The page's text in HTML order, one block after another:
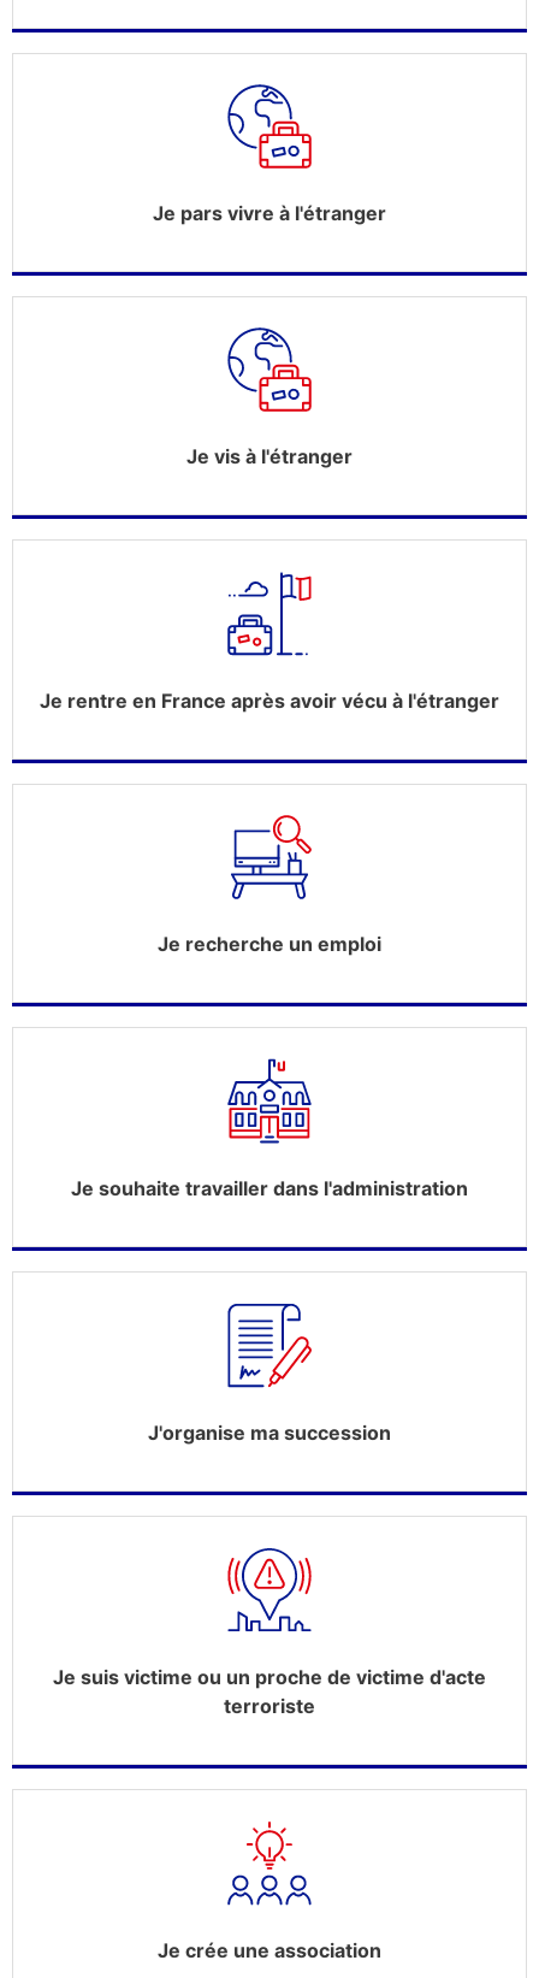
Je pars vivre à l'étranger
Je vis à l'étranger
Je rentre en France après avoir vécu à l'étranger
Je recherche un emploi
Je souhaite travailler dans l'administration
J'organise ma succession
Je suis victime ou un proche de victime d'acte
terroriste
Je crée une association